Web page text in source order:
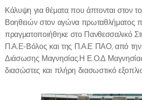
Κάλυψη για θέματα που άπτονται στον
Βοηθειών στον αγώνα πρωταθλήματος
πραγματοποιήθηκε στο Πανθεσσαλικό
Π.Α.Ε-Βόλος και της Π.Α.Ε ΠΑΟ, από
Διάσωσης Μαγνησίας.Η Ε.Ο.Δ Μαγνησίας
διασώστες και πλήρη διασωστικό